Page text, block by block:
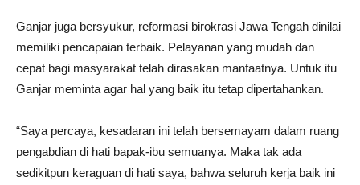
Ganjar juga bersyukur, reformasi birokrasi Jawa Tengah dinilai
memiliki pencapaian terbaik. Pelayanan yang mudah dan
cepat bagi masyarakat telah dirasakan manfaatnya. Untuk itu
Ganjar meminta agar hal yang baik itu tetap dipertahankan.
“Saya percaya, kesadaran ini telah bersemayam dalam ruang
pengabdian di hati bapak-ibu semuanya. Maka tak ada
sedikitpun keraguan di hati saya, bahwa seluruh kerja baik ini